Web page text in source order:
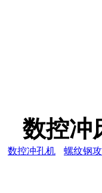
数控冲
数控冲孔机
螺纹钢